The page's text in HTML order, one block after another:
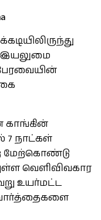
காங்கின்
7 நாட்கள்
மேற்கொண்டு
வெளிவிவகார
உயர்மட்ட